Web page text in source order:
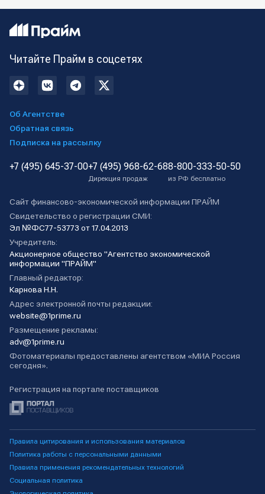
Читайте Прайм в соцсетях
Об Агентстве
Обратная связь
Подписка на рассылку
+7 (495) 645-37-00+7 (495) 968-62-68
Дирекция продаж
8-800-333-50-50
из РФ бесплатно
Сайт финансово-экономической информации ПРАЙМ
Свидетельство о регистрации СМИ:
Эл №ФС77-53773 от 17.04.2013
Учредитель:
Акционерное общество "Агентство экономической
информации "ПРАЙМ"
Главный редактор:
Карнова Н.Н.
Адрес электронной почты редакции:
website@1prime.ru
Размещение рекламы:
adv@1prime.ru
Фотоматериалы предоставлены агентством «МИА Россия
сегодня».
Регистрация на портале поставщиков
Правила цитирования и использования материалов
Политика работы с персональными данными
Правила применения рекомендательных технологий
Социальная политика